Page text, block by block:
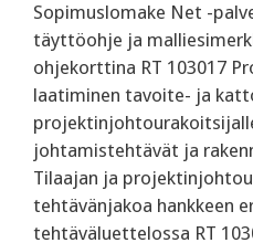
Sopimuslomake Net -
täyttöohje ja
ohjekorttina RT 103017
laatiminen tavoite- ja
johtamistehtävät ja
Tilaajan ja
tehtävänjakoa hankkeen
tehtäväluettelossa RT